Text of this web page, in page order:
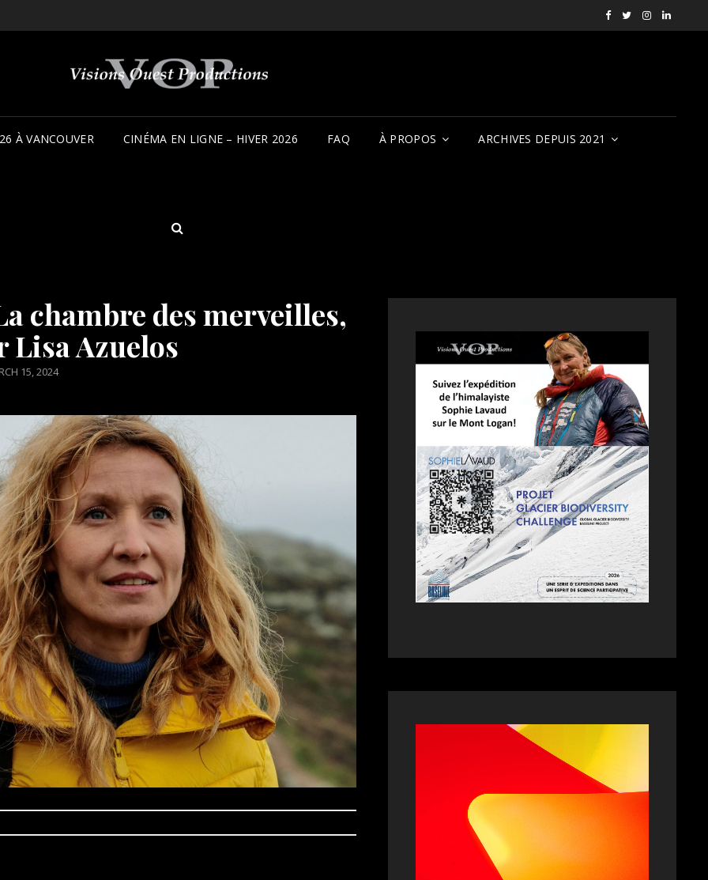
Facebook
X Instagram
VOP
À VANCOUVER CINÉMA EN LIGNE – HIVER 2026 FAQ À PROPOS ARCHIVES DEPUIS 2021
SEARCH
chambre des merveilles,
Lisa Azuelos
15, 2024